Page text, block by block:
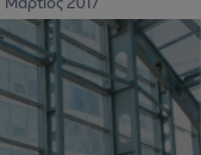
Μάρτιος 2017